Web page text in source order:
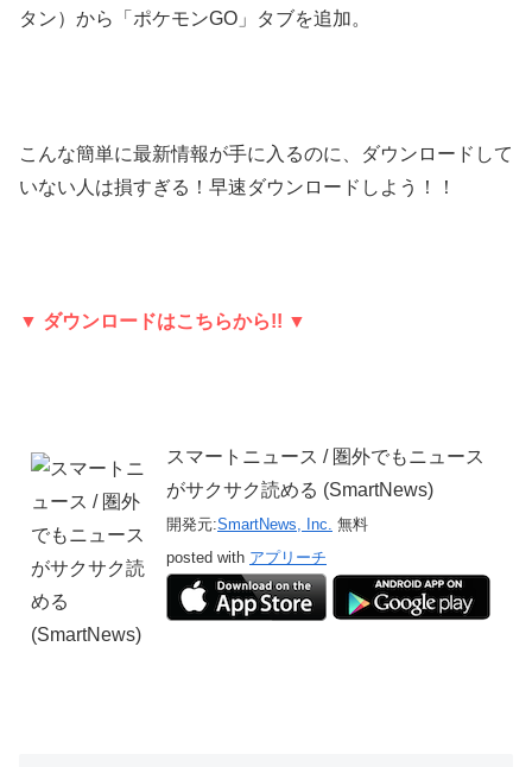
タン）から「ポケモンGO」タブを追加。
こんな簡単に最新情報が手に入るのに、ダウンロードして
いない人は損すぎる！早速ダウンロードしよう！！
▼ ダウンロードはこちらから!! ▼
スマートニュース / 圏外でもニュース
がサクサク読める (SmartNews)
開発元:SmartNews, Inc. 無料
posted with アプリーチ